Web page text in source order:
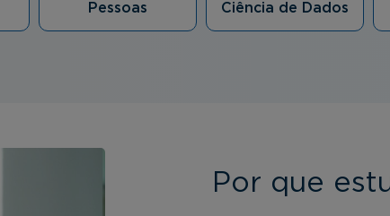
Pessoas
Ciência de Dados
Por que